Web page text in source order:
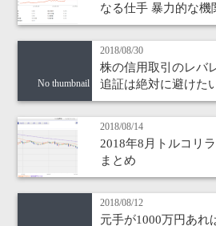
なる仕手 暴力的な機
No thumbnail
2018/08/30
株の信用取引のレバ
追証は絶対に避けた
2018/08/14
2018年8月トルコリ
まとめ
2018/08/12
元手が1000万円あれ